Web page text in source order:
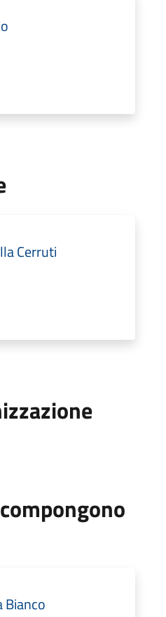
Cerruti
Bianco